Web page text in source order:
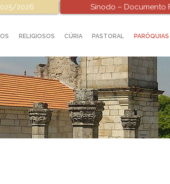
2026 Sínodo – Documento
RELIGIOSOS CÚRIA PASTORAL PARÓQUIAS